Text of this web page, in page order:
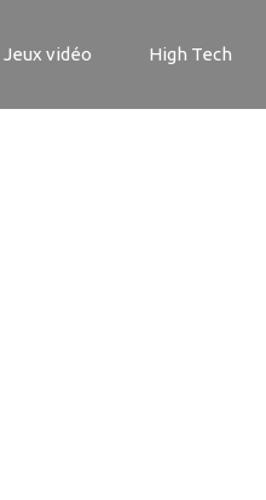
Jeux vidéo High Tech